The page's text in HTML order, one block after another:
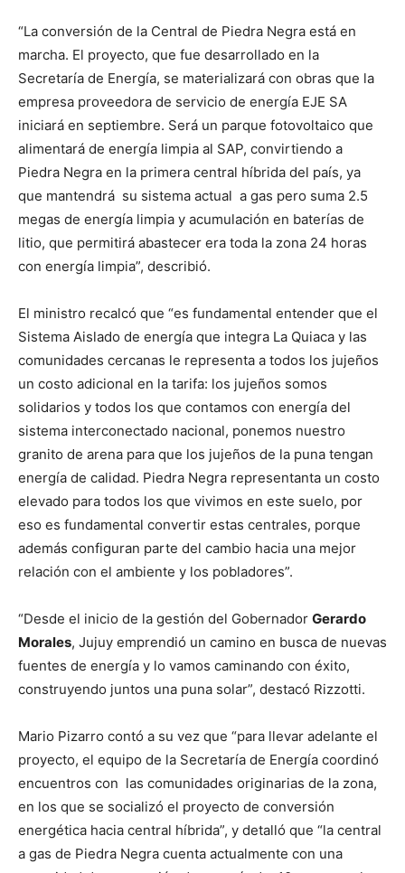
“La conversión de la Central de Piedra Negra está en
marcha. El proyecto, que fue desarrollado en la
Secretaría de Energía, se materializará con obras que la
empresa proveedora de servicio de energía EJE SA
iniciará en septiembre. Será un parque fotovoltaico que
alimentará de energía limpia al SAP, convirtiendo a
Piedra Negra en la primera central híbrida del país, ya
que mantendrá su sistema actual a gas pero suma 2.5
megas de energía limpia y acumulación en baterías de
litio, que permitirá abastecer era toda la zona 24 horas
con energía limpia”, describió.
El ministro recalcó que “es fundamental entender que el
Sistema Aislado de energía que integra La Quiaca y las
comunidades cercanas le representa a todos los jujeños
un costo adicional en la tarifa: los jujeños somos
solidarios y todos los que contamos con energía del
sistema interconectado nacional, ponemos nuestro
granito de arena para que los jujeños de la puna tengan
energía de calidad. Piedra Negra representanta un costo
elevado para todos los que vivimos en este suelo, por
eso es fundamental convertir estas centrales, porque
además configuran parte del cambio hacia una mejor
relación con el ambiente y los pobladores”.
“Desde el inicio de la gestión del Gobernador Gerardo
Morales, Jujuy emprendió un camino en busca de nuevas
fuentes de energía y lo vamos caminando con éxito,
construyendo juntos una puna solar”, destacó Rizzotti.
Mario Pizarro contó a su vez que “para llevar adelante el
proyecto, el equipo de la Secretaría de Energía coordinó
encuentros con las comunidades originarias de la zona,
en los que se socializó el proyecto de conversión
energética hacia central híbrida”, y detalló que “la central
a gas de Piedra Negra cuenta actualmente con una